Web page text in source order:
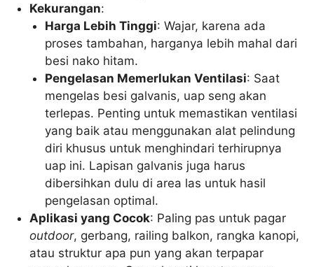
Kekurangan:
Harga Lebih Tinggi: Wajar, karena ada
proses tambahan, harganya lebih mahal dari
besi nako hitam.
Pengelasan Memerlukan Ventilasi: Saat
mengelas besi galvanis, uap seng akan
terlepas. Penting untuk memastikan ventilasi
yang baik atau menggunakan alat pelindung
diri khusus untuk menghindari terhirupnya
uap ini. Lapisan galvanis juga harus
dibersihkan dulu di area las untuk hasil
pengelasan optimal.
Aplikasi yang Cocok: Paling pas untuk pagar
outdoor, gerbang, railing balkon, rangka kanopi,
atau struktur apa pun yang akan terpapar